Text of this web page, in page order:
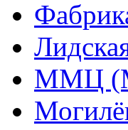
ММЦ